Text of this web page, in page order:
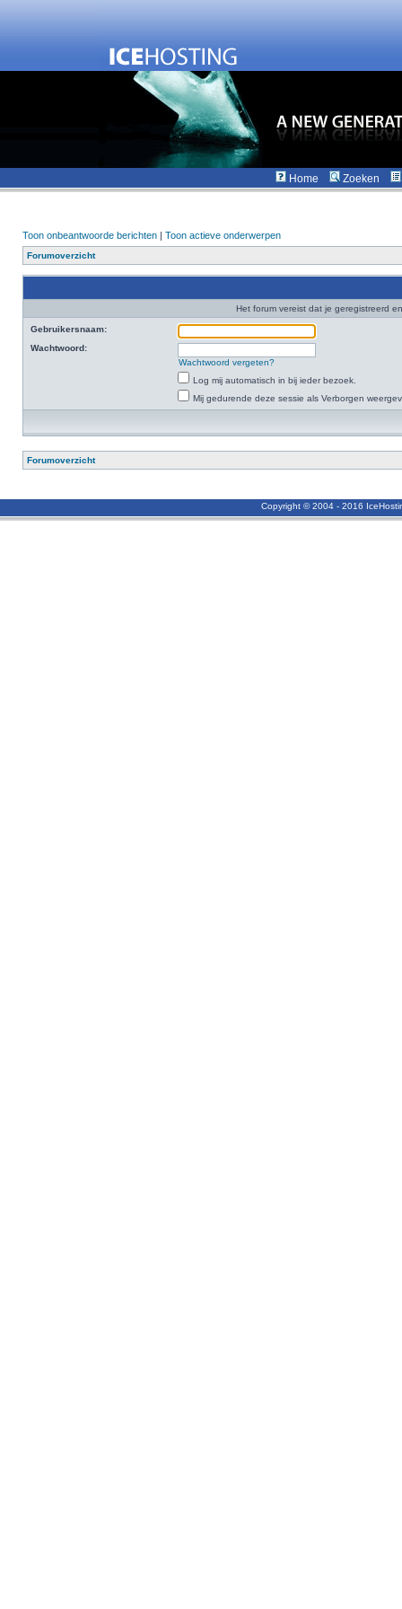
Home Zoeken
Toon onbeantwoorde berichten | Toon actieve onderwerpen
Forumoverzicht
Het forum vereist dat je geregistreerd
Gebruikersnaam:
Wachtwoord:
Wachtwoord vergeten?
Log mij automatisch in bij ieder bezoek.
Mij gedurende deze sessie als Verborgen
Forumoverzicht
Copyright © 2004 - 2016